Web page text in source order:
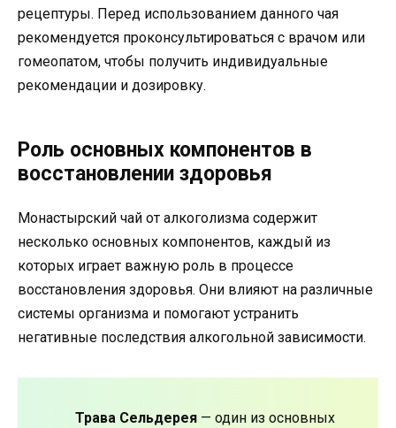
рецептуры. Перед использованием данного чая
рекомендуется проконсультироваться с врачом или
гомеопатом, чтобы получить индивидуальные
рекомендации и дозировку.
Роль основных компонентов в
восстановлении здоровья
Монастырский чай от алкоголизма содержит
несколько основных компонентов, каждый из
которых играет важную роль в процессе
восстановления здоровья. Они влияют на различные
системы организма и помогают устранить
негативные последствия алкогольной зависимости.
Трава Сельдерея — один из основных